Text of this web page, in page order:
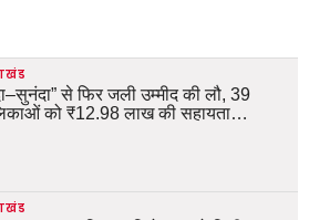
से फिर जली उम्मीद की लौ, 39
को ₹12.98 लाख की सहायता…